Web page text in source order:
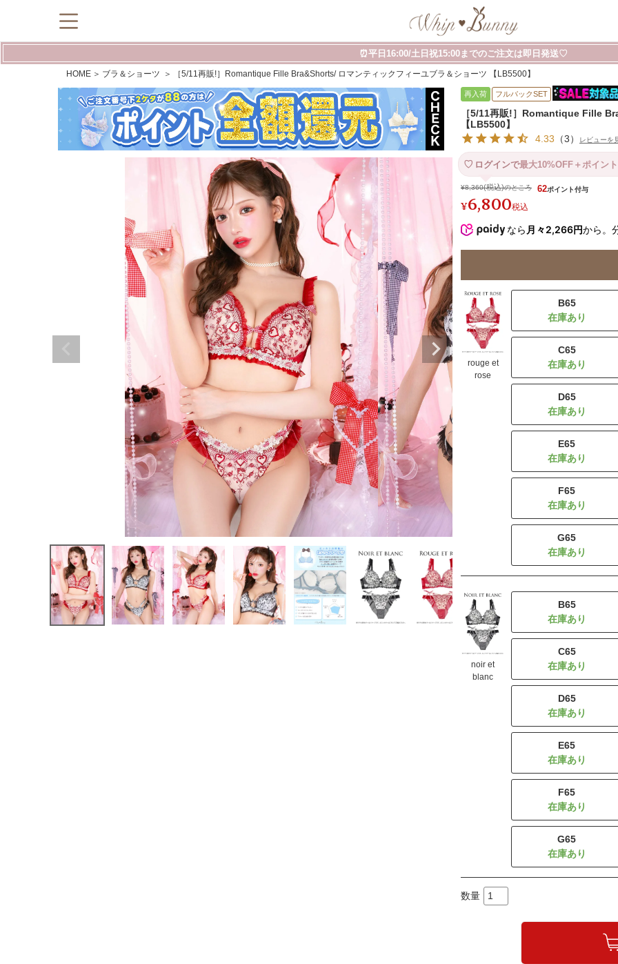
⏰平日16:00/土日祝15:00までのご注文は即日発送♡
HOME ブラ＆ショーツ ［5/11再販!］Romantique Fille Bra&Shorts/ ロマンティックフィーユブラ＆ショーツ 【LB5500】
再入荷 フルバックSET
［5/11再販!］Romantique Fille
【LB5500】
4.33 （3） レビューを
ログインで最大10%OFF＋ポイン
¥8,360 のところ
¥6,800税込
62
なら 月々2,266円から。
rouge et
rose
B65
C65
D65
E65
F65
G65
noir et
blanc
B65
C65
D65
E65
F65
G65